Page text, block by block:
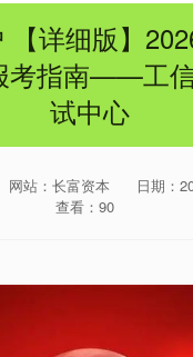
【详细版】
考指南——工
试中心
网站：长富资本
日期：
查看：90